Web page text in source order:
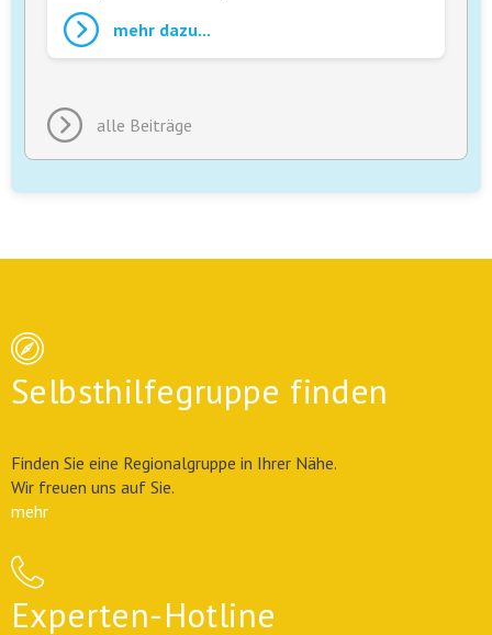
mehr dazu...
alle Beiträge
Selbsthilfegruppe finden
Finden Sie eine Regionalgruppe in Ihrer Nähe.
Wir freuen uns auf Sie.
mehr
Experten-Hotline